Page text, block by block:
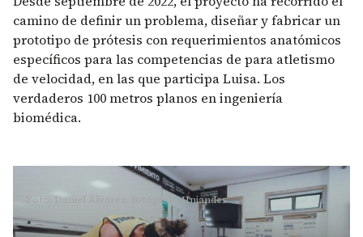
camino de definir un problema, diseñar y fabricar un
prototipo de prótesis con requerimientos anatómicos
específicos para las competencias de para atletismo
de velocidad, en las que participa Luisa. Los
verdaderos 100 metros planos en ingeniería
biomédica.
Foto: Daniel Álvarez, fotógrafo Uniandes